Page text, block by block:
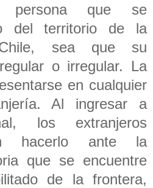
persona que se
del territorio de la
sea que su
o irregular. La
en cualquier
Al ingresar a
los extranjeros
hacerlo ante la
que se encuentre
de la frontera,